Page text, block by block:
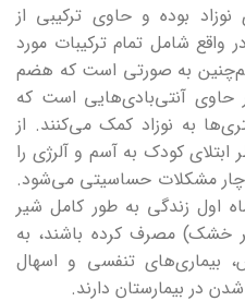
نوزاد بوده و حاوی ترکیبی از
واقع شامل تمام ترکیبات مورد
به صورتی است که هضم
حاوی آنتی‌بادی‌هایی است که
به نوزاد کمک می‌کنند. از
کودک به آسم و آلرژی را
مشکلات حساسیتی می‌شود.
اول زندگی به طور کامل شیر
خشک) مصرف کرده باشند، به
بیماری‌های تنفسی و اسهال
در بیمارستان دارند.